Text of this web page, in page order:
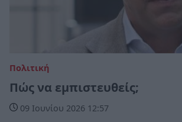
Πολιτική
Πώς να εμπιστευθείς;
09 Ιουνίου 2026 12:57